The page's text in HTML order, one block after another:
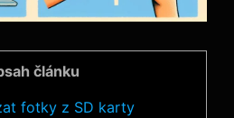
článku
fotky z SD karty